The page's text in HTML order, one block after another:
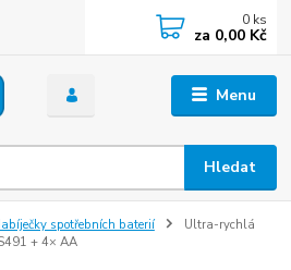
Menu
Hledat
0 ks
za 0,00 Kč
spotřebních baterií
Ultra-rychlá
+ 4× AA